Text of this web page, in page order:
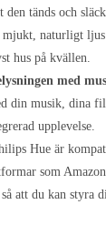
den tänds och
naturligt
hus på kvällen.
med
din musik, dina
upplevelse.
Hue är
som
att du kan styra